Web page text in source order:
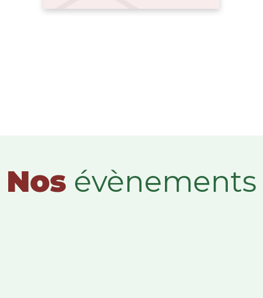
Nos évènements